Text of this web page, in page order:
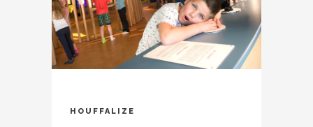
HOUFFALIZE